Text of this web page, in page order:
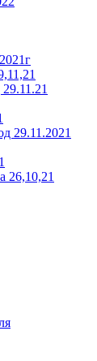
29.11.2021
26,10,21